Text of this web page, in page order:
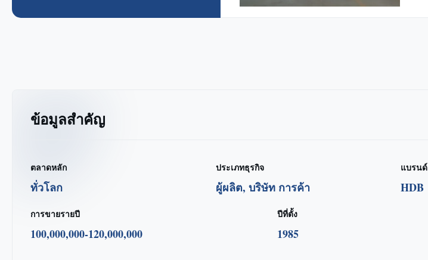
ข้อมูลสำคัญ
ตลาดหลัก
ทั่วโลก
ประเภทธุรกิจ
ผู้ผลิต, บริษัท การค้า
แบรนด์
HDB
การขายรายปี
100,000,000-120,000,000
ปีที่ตั้ง
1985